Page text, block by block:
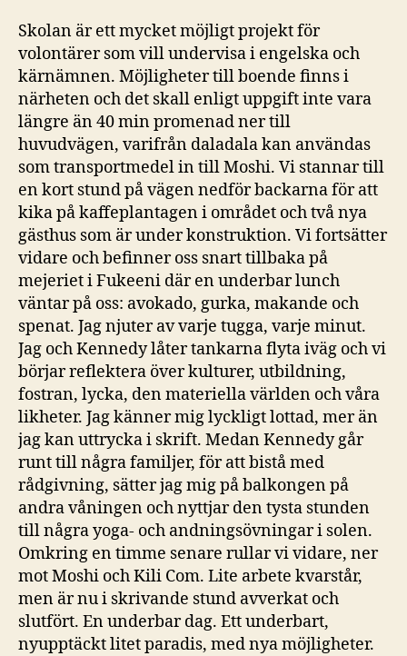
Skolan är ett mycket möjligt projekt för
volontärer som vill undervisa i engelska och
kärnämnen. Möjligheter till boende finns i
närheten och det skall enligt uppgift inte vara
längre än 40 min promenad ner till
huvudvägen, varifrån daladala kan användas
som transportmedel in till Moshi. Vi stannar till
en kort stund på vägen nedför backarna för att
kika på kaffeplantagen i området och två nya
gästhus som är under konstruktion. Vi fortsätter
vidare och befinner oss snart tillbaka på
mejeriet i Fukeeni där en underbar lunch
väntar på oss: avokado, gurka, makande och
spenat. Jag njuter av varje tugga, varje minut.
Jag och Kennedy låter tankarna flyta iväg och vi
börjar reflektera över kulturer, utbildning,
fostran, lycka, den materiella världen och våra
likheter. Jag känner mig lyckligt lottad, mer än
jag kan uttrycka i skrift. Medan Kennedy går
runt till några familjer, för att bistå med
rådgivning, sätter jag mig på balkongen på
andra våningen och nyttjar den tysta stunden
till några yoga- och andningsövningar i solen.
Omkring en timme senare rullar vi vidare, ner
mot Moshi och Kili Com. Lite arbete kvarstår,
men är nu i skrivande stund avverkat och
slutfört. En underbar dag. Ett underbart,
nyupptäckt litet paradis, med nya möjligheter.